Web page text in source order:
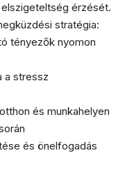
érzését.
stratégia:
tényezők nyomon
a stressz
és munkahelyen
és önelfogadás